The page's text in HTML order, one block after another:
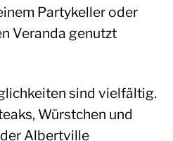
Partykeller oder
Veranda genutzt
sind vielfältig.
Würstchen und
Albertville